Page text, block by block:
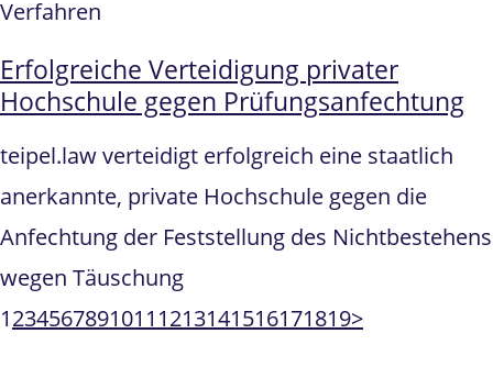
Verfahren
Erfolgreiche Verteidigung privater
Hochschule gegen Prüfungsanfechtung
teipel.law verteidigt erfolgreich eine staatlich
anerkannte, private Hochschule gegen die
Anfechtung der Feststellung des Nichtbestehens
wegen Täuschung
1234567891011 1213141516171819>